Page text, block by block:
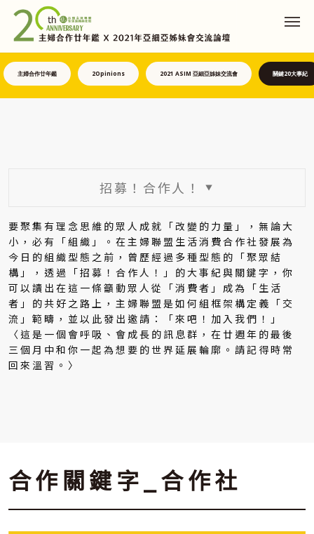
主婦合作廿年鑑 2Opinions 2021 ASIM 亞細亞姊妹交流會 關鍵20大事紀
招募！合作人！▼
要聚集有理念思維的眾人成就「改變的力量」，無論大
小，必有「組織」。在主婦聯盟生活消費合作社發展為
今日的組織型態之前，曾歷經過多種型態的「聚眾結
構」，透過「招募！合作人！」的大事紀與關鍵字，你
可以讀出在這一條籲動眾人從「消費者」成為「生活
者」的共好之路上，主婦聯盟是如何組框架構定義「交
流」範疇，並以此發出邀請：「來吧！加入我們！」
〈這是一個會呼吸、會成長的訊息群，在廿週年的最後
三個月中和你一起為想要的世界延展輪廓。請記得時常
回來溫習。〉
合作關鍵字_合作社